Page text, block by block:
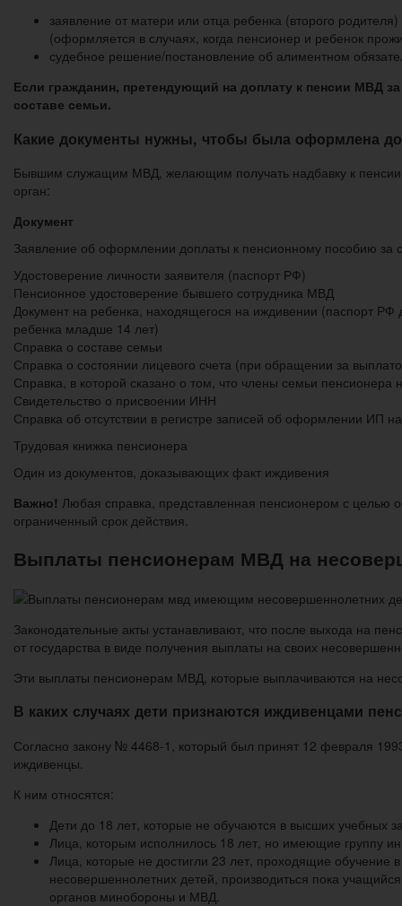
заявление от матери или отца ребенка (второго
(оформляется в случаях, когда пенсионер и ребенок
судебное решение/постановление об алиментном
Если гражданин, претендующий на доплату к пенсии МВД
составе семьи.
Какие документы нужны, чтобы была оформлена
Бывшим служащим МВД, желающим получать надбавку к
орган:
Документ
Заявление об оформлении доплаты к пенсионному пособию за
Удостоверение личности заявителя (паспорт РФ)
Пенсионное удостоверение бывшего сотрудника МВД
Документ на ребенка, находящегося на иждивении (паспорт
ребенка младше 14 лет)
Справка о составе семьи
Справка о состоянии лицевого счета (при обращении за
Справка, в которой сказано о том, что члены семьи
Свидетельство о присвоении ИНН
Справка об отсутствии в регистре записей об оформлении ИП
Трудовая книжка пенсионера
Один из документов, доказывающих факт иждивения
Важно! Любая справка, представленная пенсионером с
ограниченный срок действия.
Выплаты пенсионерам МВД на
Законодательные акты устанавливают, что после выхода на
от государства в виде получения выплаты на своих
Эти выплаты пенсионерам МВД, которые выплачиваются на
В каких случаях дети признаются иждивенцами
Согласно закону № 4468-1, который был принят 12 февраля
иждивенцы.
К ним относятся:
Дети до 18 лет, которые не обучаются в высших учебных
Лица, которым исполнилось 18 лет, но имеющие группу
Лица, которые не достигли 23 лет, проходящие обучение
несовершеннолетних детей, производиться пока
органов минобороны и МВД.